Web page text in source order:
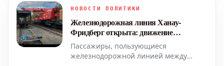
представляя такие уникальные
пекаря пряников, развитие движения
против рабства, и
НОВОСТИ ПОЛИТИКИ
Железнодорожная линия Ханау-
Фридберг открыта: движение
восстановлено после инцидента
Пассажиры, пользующиеся
железнодорожной линией между